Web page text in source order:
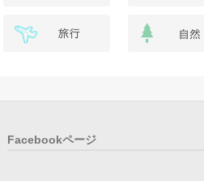
Facebookページ